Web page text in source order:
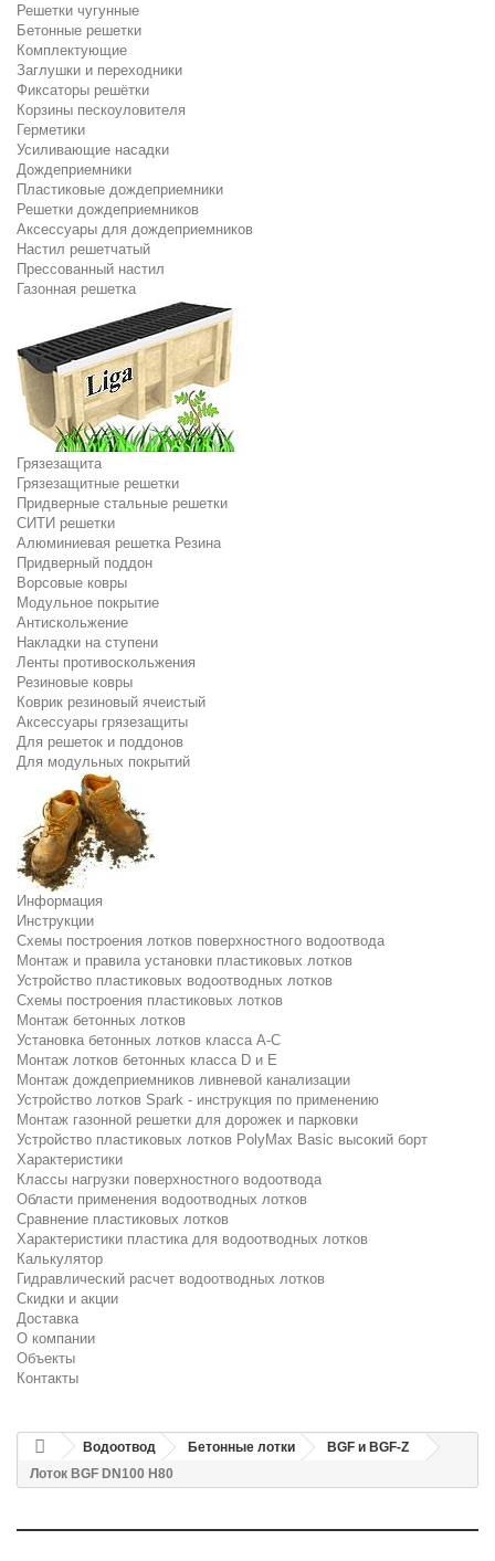
Решетки чугунные
Бетонные решетки
Комплектующие
Заглушки и переходники
Фиксаторы решётки
Корзины пескоуловителя
Герметики
Усиливающие насадки
Дождеприемники
Пластиковые дождеприемники
Решетки дождеприемников
Аксессуары для дождеприемников
Настил решетчатый
Прессованный настил
Газонная решетка
Грязезащита
Грязезащитные решетки
Придверные стальные решетки
СИТИ решетки
Алюминиевая решетка Резина
Придверный поддон
Ворсовые ковры
Модульное покрытие
Антискольжение
Накладки на ступени
Ленты противоскольжения
Резиновые ковры
Коврик резиновый ячеистый
Аксессуары грязезащиты
Для решеток и поддонов
Для модульных покрытий
Информация
Инструкции
Схемы построения лотков поверхностного водоотвода
Монтаж и правила установки пластиковых лотков
Устройство пластиковых водоотводных лотков
Схемы построения пластиковых лотков
Монтаж бетонных лотков
Установка бетонных лотков класса A-C
Монтаж лотков бетонных класса D и E
Монтаж дождеприемников ливневой канализации
Устройство лотков Spark - инструкция по применению
Монтаж газонной решетки для дорожек и парковки
Устройство пластиковых лотков PolyMax Basic высокий борт
Характеристики
Классы нагрузки поверхностного водоотвода
Области применения водоотводных лотков
Сравнение пластиковых лотков
Характеристики пластика для водоотводных лотков
Калькулятор
Гидравлический расчет водоотводных лотков
Скидки и акции
Доставка
О компании
Объекты
Контакты
Водоотвод Бетонные лотки
BGF и BGF-Z
Лоток BGF DN100 H80